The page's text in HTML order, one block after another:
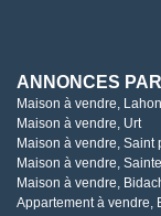
ANNONCES
Maison à vendre,
Maison à vendre, Urt
Maison à vendre, Saint
Maison à vendre,
Maison à vendre,
Appartement à vendre,